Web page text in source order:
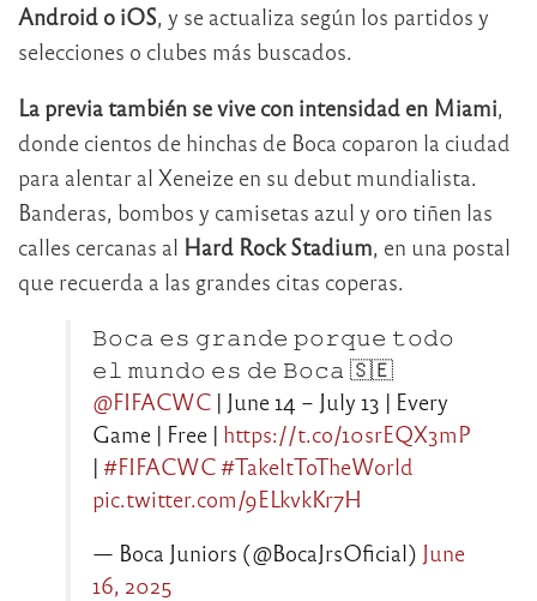
Android o iOS, y se actualiza según los partidos y
selecciones o clubes más buscados.
La previa también se vive con intensidad en Miami,
donde cientos de hinchas de Boca coparon la ciudad
para alentar al Xeneize en su debut mundialista.
Banderas, bombos y camisetas azul y oro tiñen las
calles cercanas al Hard Rock Stadium, en una postal
que recuerda a las grandes citas coperas.
𝙱𝚘𝚌𝚊 𝚎𝚜 𝚐𝚛𝚊𝚗𝚍𝚎 𝚙𝚘𝚛𝚚𝚞𝚎 𝚝𝚘𝚍𝚘
𝚎𝚕 𝚖𝚞𝚗𝚍𝚘 𝚎𝚜 𝚍𝚎 𝙱𝚘𝚌𝚊 🇸🇪
@FIFACWC | June 14 – July 13 | Every
Game | Free | https://t.co/10srEQX3mP
| #FIFACWC#TakeltToTheWorld
pic.twitter.com/9ELkvkKr7H
— Boca Juniors (@BocaJrsOficial) June
16, 2025